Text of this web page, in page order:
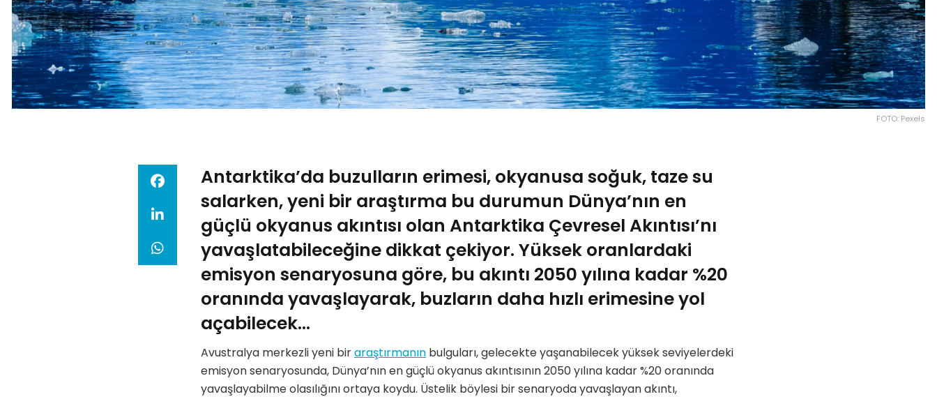
FOTO: Pexels
Antarktika’da buzulların erimesi, okyanusa soğuk, taze su
salarken, yeni bir araştırma bu durumun Dünya’nın en
güçlü okyanus akıntısı olan Antarktika Çevresel Akıntısı’nı
yavaşlatabileceğine dikkat çekiyor. Yüksek oranlardaki
emisyon senaryosuna göre, bu akıntı 2050 yılına kadar %20
oranında yavaşlayarak, buzların daha hızlı erimesine yol
açabilecek…
Avustralya merkezli yeni biraraştırmanın bulguları, gelecekte yaşanabilecek yüksek seviyelerdeki
emisyon senaryosunda, Dünya’nın en güçlü okyanus akıntısının 2050 yılına kadar %20 oranında
yavaşlayabilme olasılığını ortaya koydu. Üstelik böylesi bir senaryoda yavaşlayan akıntı,